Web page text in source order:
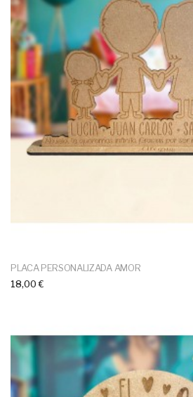
PLACA PERSONALIZADA AMOR
18,00 €